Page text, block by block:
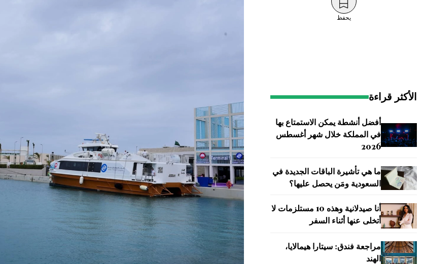
يحفظ
الأكثر قراءة
أفضل أنشطة يمكن الاستمتاع بها
في المملكة خلال شهر أغسطس
2026
ما هي تأشيرة الباقات الجديدة في
السعودية ومَن يحصل عليها؟
أنا صيدلانية وهذه 10 مستلزمات لا
أتخلى عنها أثناء السفر
مراجعة فندق: سيتارا هيمالايا،
الهند